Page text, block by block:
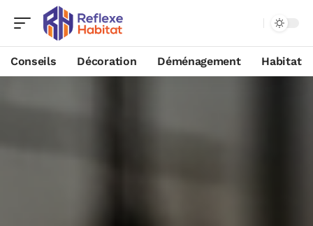
Conseils Décoration Déménagement Habitat